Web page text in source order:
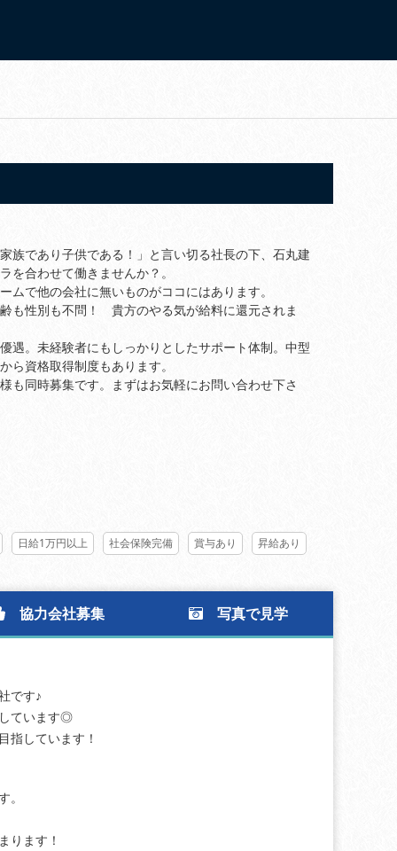
族であり子供である！」と言い切る社長の下、石丸建
を合わせて働きませんか？。
ムで他の会社に無いものがココにはあります。
も性別も不問！ 貴方のやる気が給料に還元されま
遇。未経験者にもしっかりとしたサポート体制。中型
ら資格取得制度もあります。
も同時募集です。まずはお気軽にお問い合わせ下さ
日給1万円以上 社会保険完備 賞与あり 昇給あり
協力会社募集 写真で見学
です♪
ています◎
指しています！
。
ります！